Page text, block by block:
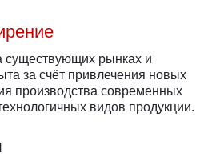
существующих рынках и
за счёт привлечения новых
производства современных
видов продукции.